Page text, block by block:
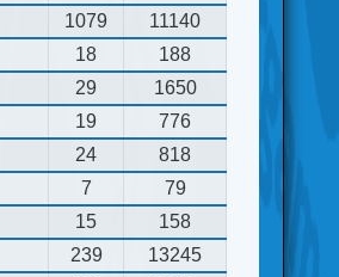
1079
11140
18
188
29
1650
19
776
24
818
7
79
15
158
239
13245